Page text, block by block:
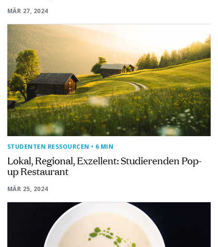
MÄR 27, 2024
STUDENTEN RESSOURCEN • 6 MIN
Lokal, Regional, Exzellent: Studierenden Pop-
up Restaurant
MÄR 25, 2024